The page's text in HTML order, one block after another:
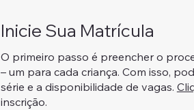
Inicie Sua Matrícula
O primeiro passo é preencher o
– um para cada criança. Com isso,
série e a disponibilidade de vagas.
inscrição.